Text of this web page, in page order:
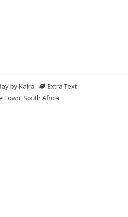
byKaira.
Extra Text
Town, South Africa